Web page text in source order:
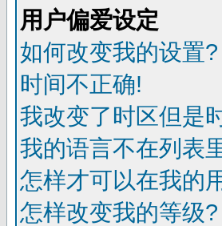
用户偏爱设定
如何改变我的设置?
时间不正确!
我改变了时区但是
我的语言不在列表
怎样才可以在我的
怎样改变我的等级?